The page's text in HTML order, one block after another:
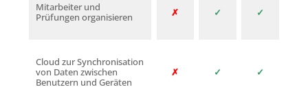
Mitarbeiter und
Prüfungen organisieren
Cloud zur Synchronisation
von Daten zwischen
Benutzern und Geräten
✗
✗
✓
✓
✓
✓